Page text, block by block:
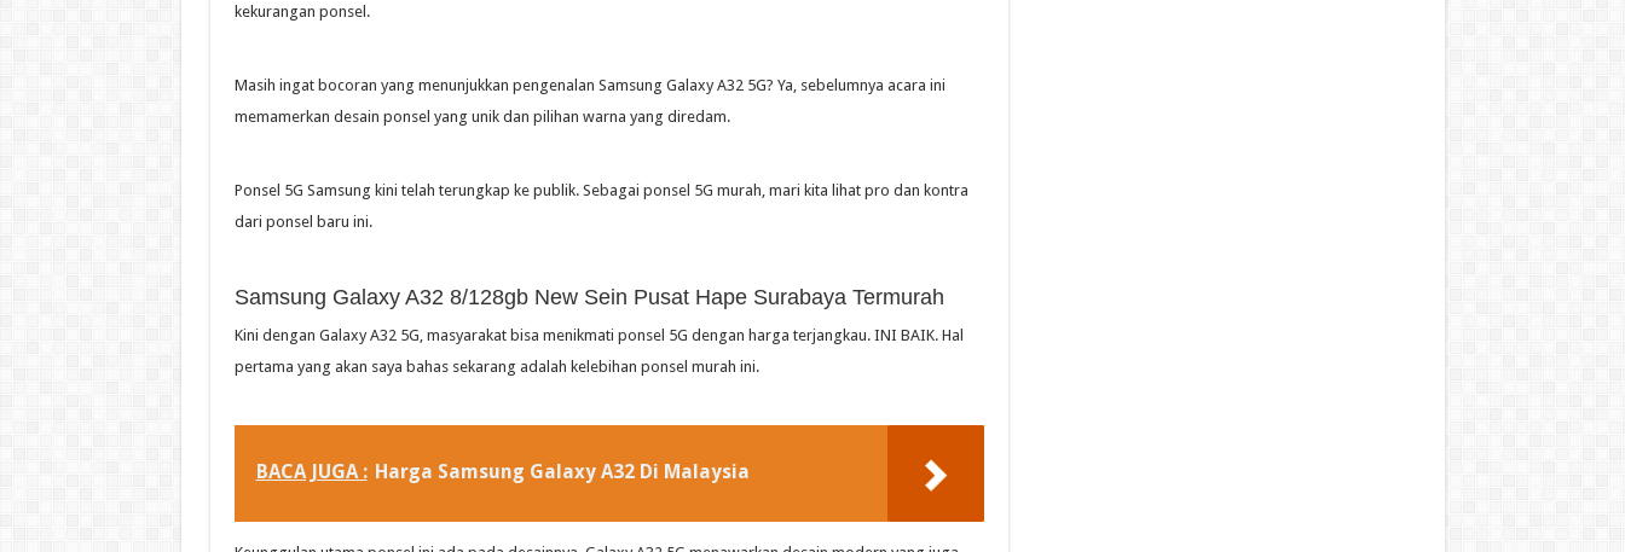
kekurangan ponsel.
Masih ingat bocoran yang menunjukkan pengenalan Samsung Galaxy A32 5G? Ya, sebelumnya acara ini
memamerkan desain ponsel yang unik dan pilihan warna yang diredam.
Ponsel 5G Samsung kini telah terungkap ke publik. Sebagai ponsel 5G murah, mari kita lihat pro dan kontra
dari ponsel baru ini.
Samsung Galaxy A32 8/128gb New Sein Pusat Hape Surabaya Termurah
Kini dengan Galaxy A32 5G, masyarakat bisa menikmati ponsel 5G dengan harga terjangkau. INI BAIK. Hal
pertama yang akan saya bahas sekarang adalah kelebihan ponsel murah ini.
BACA JUGA : Harga Samsung Galaxy A32 Di Malaysia